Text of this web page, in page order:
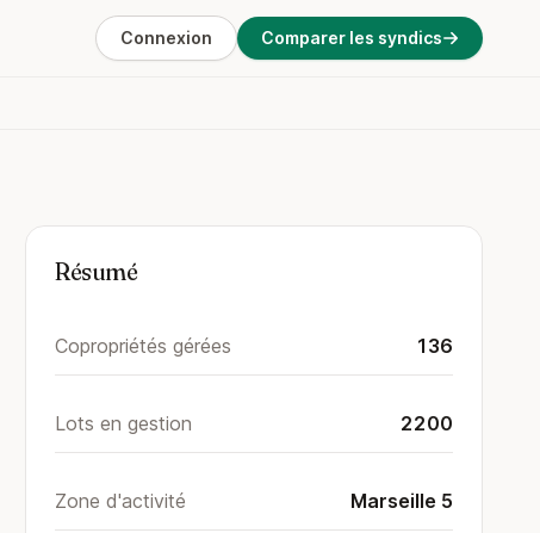
Connexion Comparer les syndics
Résumé
Copropriétés gérées 136
Lots en gestion 2200
Zone d'activité Marseille 5